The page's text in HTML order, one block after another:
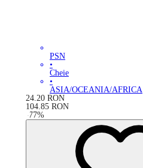
PSN
•
Cheie
•
ASIA/OCEANIA/AFRICA
24.20 RON
104.85 RON
-77%